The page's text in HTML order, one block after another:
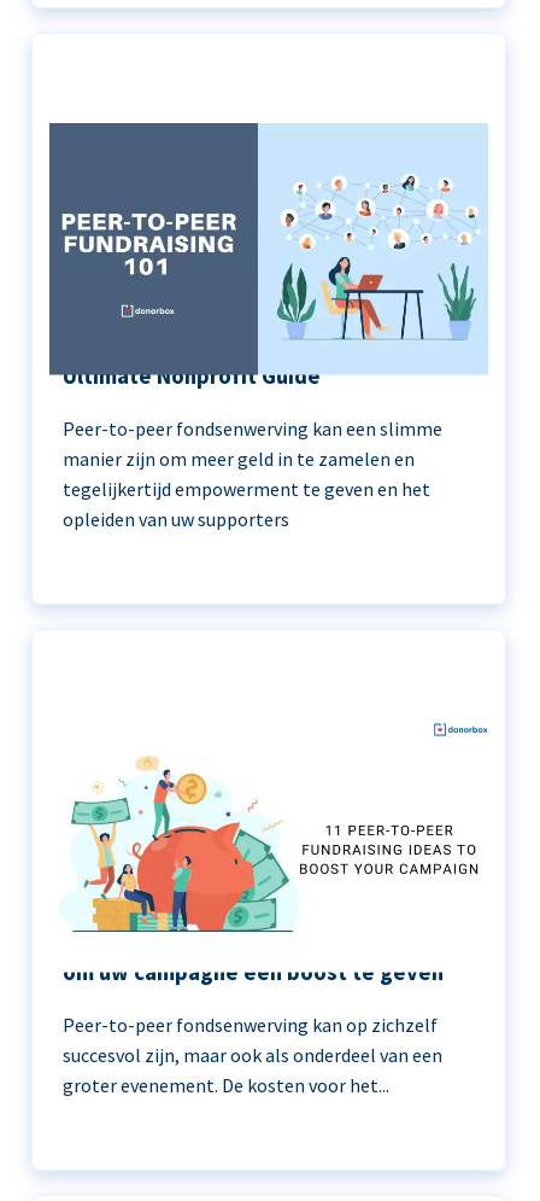
Peer-to-Peer Fundraising 101 | The
Ultimate Nonprofit Guide
Peer-to-peer fondsenwerving kan een slimme
manier zijn om meer geld in te zamelen en
tegelijkertijd empowerment te geven en het
opleiden van uw supporters
om uw campagne een boost te geven
Peer-to-peer fondsenwerving kan op zichzelf
succesvol zijn, maar ook als onderdeel van een
groter evenement. De kosten voor het...